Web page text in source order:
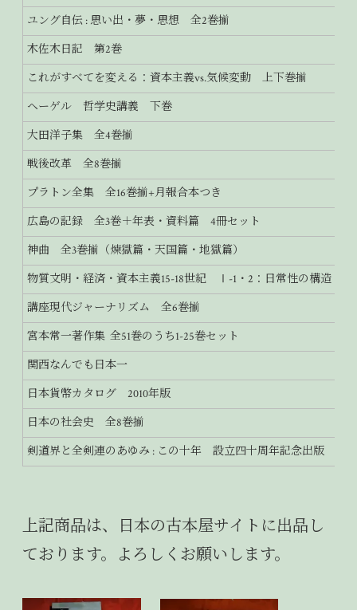
ユング自伝 : 思い出・夢・思想 全2巻揃
木佐木日記 第2巻
これがすべてを変える：資本主義vs.気候変動 上下巻揃
ヘーゲル 哲学史講義 下巻
大田洋子集 全4巻揃
戦後改革 全8巻揃
プラトン全集 全16巻揃+月報合本つき
広島の記録 全3巻＋年表・資料篇 4冊セット
神曲 全3巻揃（煉獄篇・天国篇・地獄篇）
物質文明・経済・資本主義15-18世紀 Ⅰ-1・2：日常性の構造 2
講座現代ジャーナリズム 全6巻揃
宮本常一著作集 全51巻のうち1-25巻セット
関西なんでも日本一
日本貨幣カタログ 2010年版
日本の社会史 全8巻揃
剣道界と全剣連のあゆみ : この十年 設立四十周年記念出版
上記商品は、日本の古本屋サイトに出品し
ております。よろしくお願いします。